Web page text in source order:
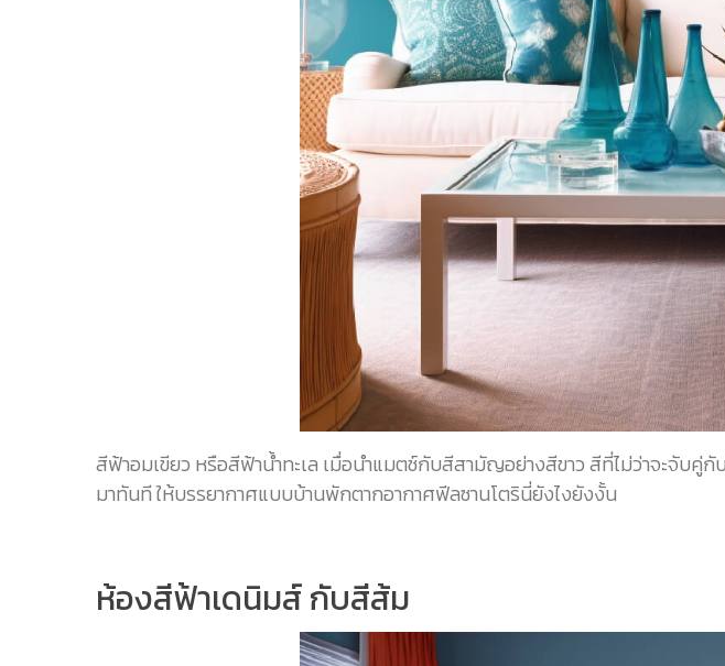
สีฟ้าอมเขียว หรือสีฟ้าน้ำทะเล เมื่อนำแมตช์กับสีสามัญอย่างสีขาว สีที่ไม่ว่าจะจับ
มาทันที ให้บรรยากาศแบบบ้านพักตากอากาศฟีลซานโตรินี่ยังไงยังงั้น
ห้องสีฟ้าเดนิมส์ กับสีส้ม